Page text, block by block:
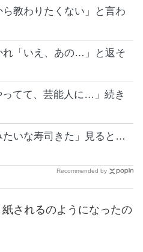
教わりたくない」と言わ
れ「いえ、あの…」と返そ
てて、芸能人に…」続き
たいな寿司きた」見ると…
Recommended by
紙されるのようになったの